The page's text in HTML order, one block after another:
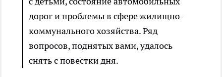
дорог и проблемы в сфере жилищно-
коммунального хозяйства. Ряд
вопросов, поднятых вами, удалось
снять с повестки дня.